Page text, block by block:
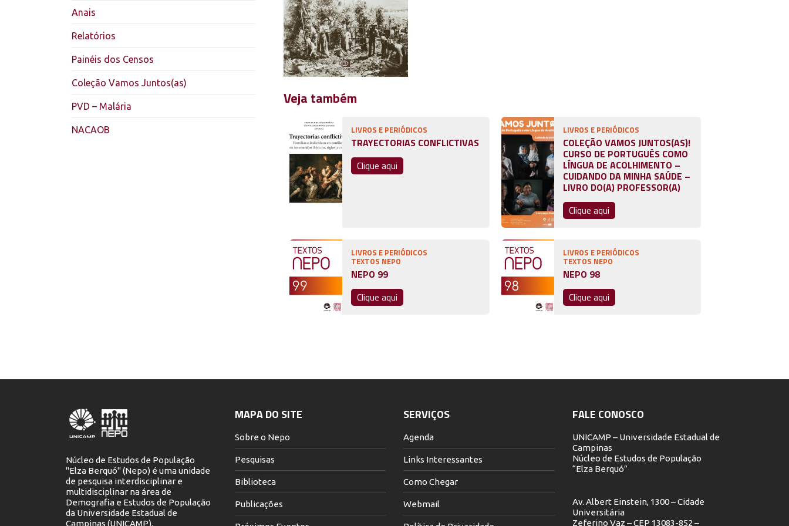
Anais
Relatórios
Painéis dos Censos
Coleção Vamos Juntos(as)
PVD – Malária
NACAOB
Veja também
LIVROS E PERIÓDICOS
TRAYECTORIAS CONFLICTIVAS
Clique aqui
LIVROS E PERIÓDICOS
COLEÇÃO VAMOS JUNTOS(AS)!
CURSO DE PORTUGUÊS COMO
LÍNGUA DE ACOLHIMENTO –
CUIDANDO DA MINHA SAÚDE –
LIVRO DO(A) PROFESSOR(A)
Clique aqui
LIVROS E PERIÓDICOS
TEXTOS NEPO
NEPO 99
Clique aqui
LIVROS E PERIÓDICOS
TEXTOS NEPO
NEPO 98
Clique aqui
Núcleo de Estudos de População
"Elza Berquó" (Nepo) é uma unidade
de pesquisa interdisciplinar e
multidisciplinar na área de
Demografia e Estudos de População
da Universidade Estadual de
Campinas (UNICAMP).
MAPA DO SITE
Sobre o Nepo
Pesquisas
Biblioteca
Publicações
SERVIÇOS
Agenda
Links Interessantes
Como Chegar
Webmail
FALE CONOSCO
UNICAMP – Universidade Estadual de
Campinas
Núcleo de Estudos de População
“Elza Berquó”
Av. Albert Einstein, 1300 – Cidade
Universitária
Zeferino Vaz – CEP 13083-852 –